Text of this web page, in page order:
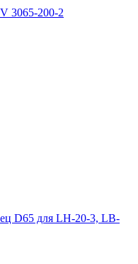
3065-200-2
D65 для LH-20-3, LB-